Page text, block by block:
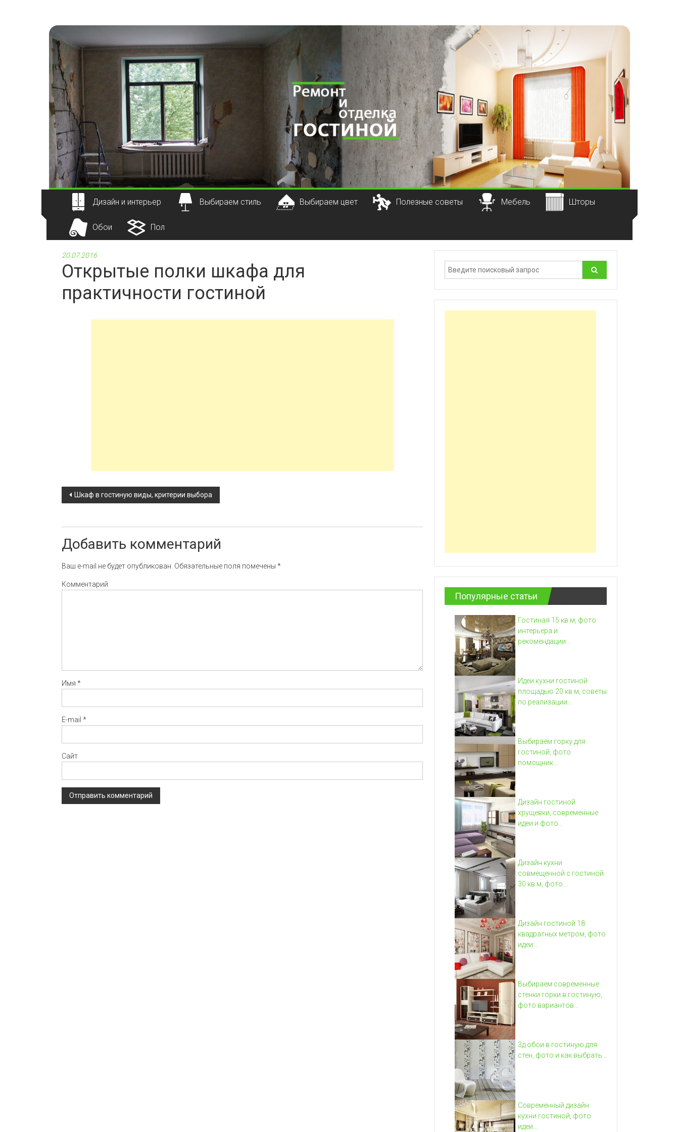
Дизайн и интерьер Выбираем стиль Выбираем цвет Полезные советы Мебель Шторы
Обои Пол
20.07.2016
Открытые полки шкафа для
практичности гостиной
Навигация по записи
Шкаф в гостиную виды, критерии выбора
Добавить комментарий
Ваш e-mail не будет опубликован. Обязательные поля помечены *
Комментарий
Имя *
E-mail *
Сайт
Популярные статьи
Гостиная 15 кв м, фото
интерьера и
рекомендации...
Идеи кухни гостиной
площадью 20 кв м, советы
по реализации...
Выбираем горку для
гостиной, фото
помощник...
Дизайн гостиной
хрущевки, современные
идеи и фото...
Дизайн кухни
совмещенной с гостиной
30 кв м, фото...
Дизайн гостиной 18
квадратных метром, фото
идеи...
Выбираем современные
стенки горки в гостиную,
фото вариантов...
3д обои в гостиную для
стен, фото и как выбрать...
Современный дизайн
кухни гостиной, фото
идеи...